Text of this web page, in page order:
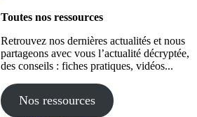
Toutes nos ressources
Retrouvez nos dernières actualités et nous
partageons avec vous l’actualité décryptée,
des conseils : fiches pratiques, vidéos...
Nos ressources